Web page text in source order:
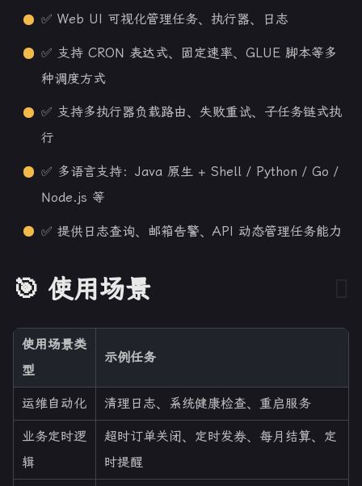
✅ Web UI 可视化管理任务、执行器、日志
✅ 支持 CRON 表达式、固定速率、GLUE 脚本等多
种调度方式
✅ 支持多执行器负载路由、失败重试、子任务链式执
行
✅ 多语言支持：Java 原生 + Shell / Python / Go /
Node.js 等
✅ 提供日志查询、邮箱告警、API 动态管理任务能力
🎯 使用场景
使用场景类
型
示例任务
运维自动化 清理日志、系统健康检查、重启服务
业务定时逻
辑
超时订单关闭、定时发券、每月结算、定
时提醒